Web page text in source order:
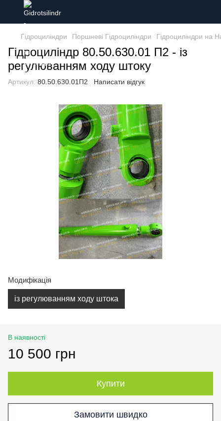
Гідроциліндри Поршневі Гідроциліндри Гідроциліндри на
Гідроциліндр 80.50.630.01 П2 - із
регулюванням ходу штоку
Артикул: 80.50.630.01П2 Написати відгук
Модифікація
із регулюванням ходу штока
В наявності
10 500 грн
Купити
Замовити швидко